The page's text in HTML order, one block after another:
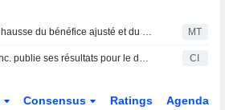
Kenvue : hausse du bénéfice ajusté et du chiffre d'affaires au deuxième trimestre MT
Kenvue Inc. publie ses résultats pour le deuxième trimestre et le premier semestre clos le 28 juin 2026 CI
Consensus Ratings Agenda